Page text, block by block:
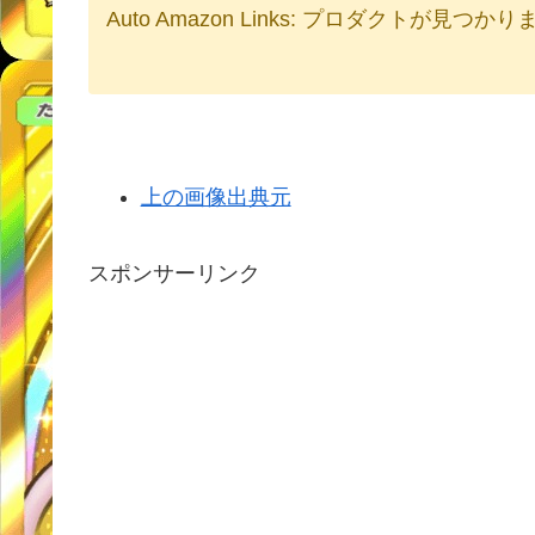
Auto Amazon Links: プロダクトが見つかりま
上の画像出典元
スポンサーリンク